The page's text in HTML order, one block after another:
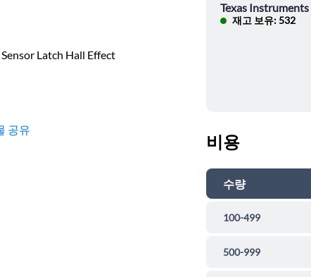
Latch Hall Effect
공유
Texas Instruments
재고 보유: 532
비용
수량
100-499
500-999